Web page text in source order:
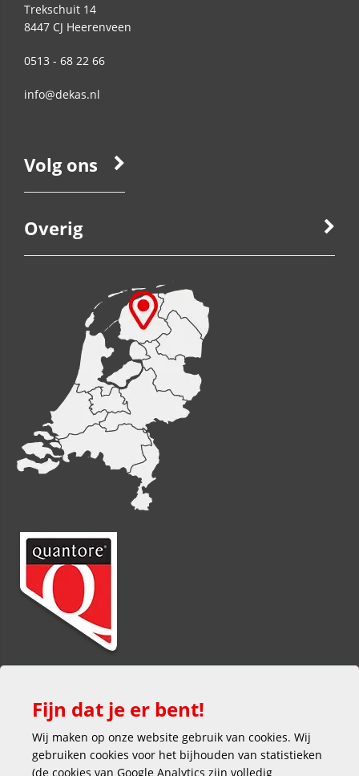
Trekschuit 14
8447 CJ Heerenveen
0513 - 68 22 66
info@dekas.nl
Volg ons
Overig
Fijn dat je er bent!
Wij maken op onze website gebruik van cookies. Wij
gebruiken cookies voor het bijhouden van statistieken
(de cookies van Google Analytics zijn volledig